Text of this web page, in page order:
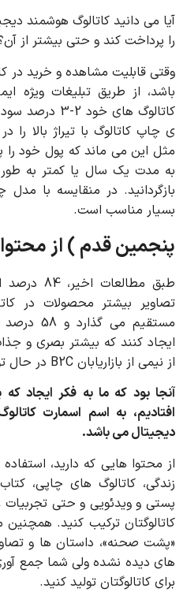
آیا می دانید کاتالوگ هوشمند
را پرداخت کند و حتی بیشتر از
وقتی قابلیت مشاهده و خرید در
باشد، از طریق تبلیغات ویژه
کاتالوگ های
ی چاپ کاتالوگ با تیراژ بالا را
مثل این می ماند که پول خود را
به مدت یک سال یا کمتر به
بازگردانید. در منقایسه با مدل
بسیار مناسب است.
پنجمین قدم ) از
طبق
تصاویر بیشتر محصولات در
مستقیم
ایجاد کنند که بیشتر بصری و
از نیمی از بازاریابان B2C در حال تولید محتوای کافی نیستند.
آنجا بود که ما به فکر ایجاد
افتادیم، به اسم اسمارت
دیجیتال می باشد.
از محتوا هایی که دارید،
زندگی، کاتالوگ های چاپی،
پستی و ویدئویی و حتی
کاتالوگتان ترکیب کنید.
«پشت صحنه»، داستان ها و
های دیده نشده ولی شما جمع
برای کاتالوگتان تولید کنید.